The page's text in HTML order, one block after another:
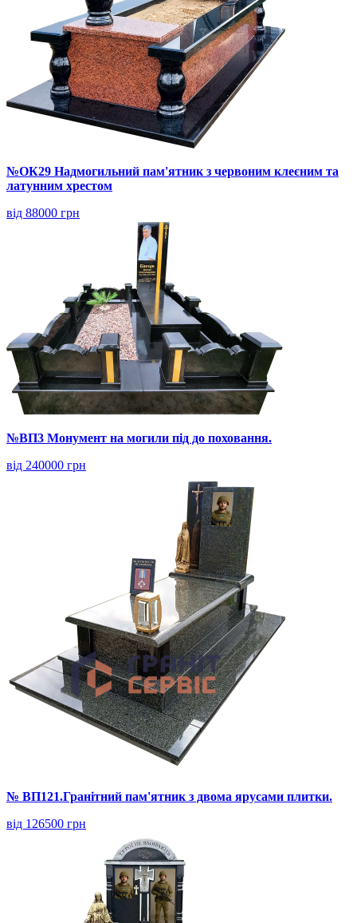
№ОК29 Надмогильний пам'ятник з червоним клеєним та
латунним хрестом
від 88000 грн
№ВП3 Монумент на могили під до поховання.
від 240000 грн
№ ВП121.Гранітний пам'ятник з двома ярусами плитки.
від 126500 грн